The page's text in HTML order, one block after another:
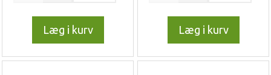
Læg i kurv Læg i kurv